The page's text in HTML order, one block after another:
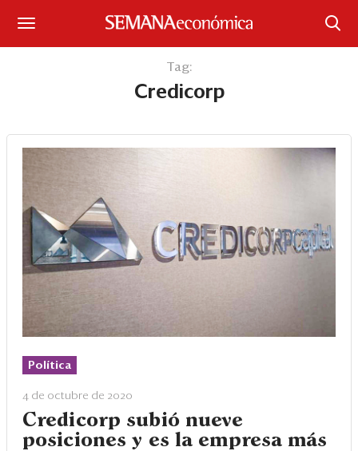
Portada
Sectores y Empresas
Management
Legal y Política
Eventos
Blogs
Ranking CEO
Tag:
Credicorp
Política
4 de octubre de 2020
Credicorp subió nueve
posiciones y es la empresa más